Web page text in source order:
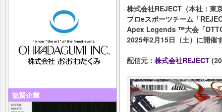
協賛企業
株式会社REJECT（本社：東
プロeスポーツチーム「
Apex Legends ™大会「
2025年2月15日（土）に開催
配信元： 株式会社REJECT